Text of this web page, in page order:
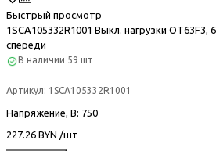
Быстрый просмотр
1SCA105332R1001 Выкл. нагрузки OT63F3,
спереди
В наличии 59 шт
Артикул: 1SCA105332R1001
Напряжение, В: 750
227.26 BYN /шт